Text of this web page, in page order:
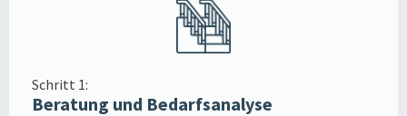
Schritt 1:
Beratung und Bedarfsanalyse